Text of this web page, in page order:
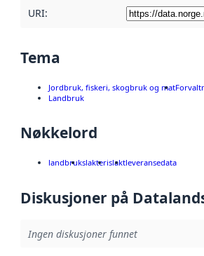
URI:
Tema
Jordbruk, fiskeri, skogbruk og mat
Landbruk
Nøkkelord
landbrukslakterislaktleveransedata
Diskusjoner på
Ingen diskusjoner funnet